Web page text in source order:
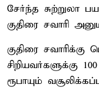
சேர்ந்த சுற்றுலா
குதிரை சவாரி
குதிரை சவாரிக்கு
சிறியவர்களுக்கு
ரூபாயும்